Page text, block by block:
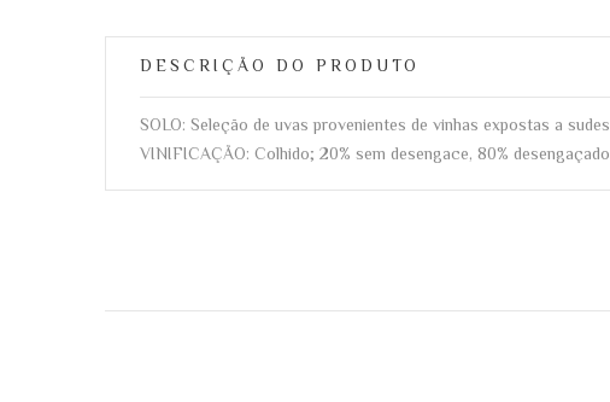
DESCRIÇÃO DO PRODUTO
SOLO: Seleção de uvas provenientes de vinhas expostas a
VINIFICAÇÃO: Colhido; 20% sem desengace, 80%